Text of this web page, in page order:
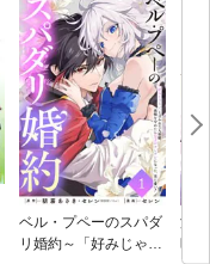
ベル・プペーのスパダ
リ婚約～「好みじゃな
淡
時